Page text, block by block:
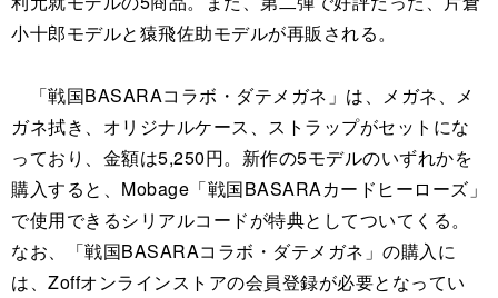
小十郎モデルと猿飛佐助モデルが再販される。
「戦国BASARAコラボ・ダテメガネ」は、メガネ、メ
ガネ拭き、オリジナルケース、ストラップがセットにな
っており、金額は5,250円。新作の5モデルのいずれかを
購入すると、Mobage「戦国BASARAカードヒーローズ」
で使用できるシリアルコードが特典としてついてくる。
なお、「戦国BASARAコラボ・ダテメガネ」の購入に
は、Zoffオンラインストアの会員登録が必要となってい